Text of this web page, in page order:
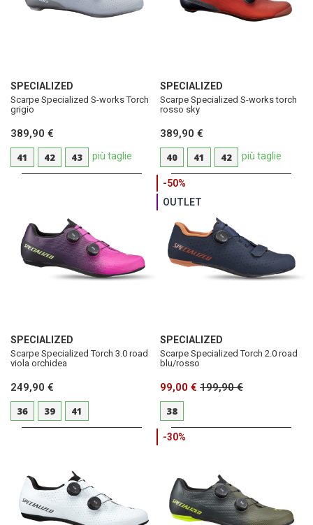
SPECIALIZED
Scarpe Specialized S-works Torch
grigio
389,90 €
41
42 43 più taglie
SPECIALIZED
Scarpe Specialized S-works torch
rosso sky
389,90 €
40
41 42 più taglie
SPECIALIZED
Scarpe Specialized Torch 3.0 road
viola orchidea
249,90 €
36
39 41
-50%
OUTLET
SPECIALIZED
Scarpe Specialized Torch 2.0 road
blu/rosso
99,00 € 199,90 €
38
-30%